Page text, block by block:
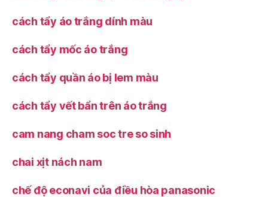
cách tẩy áo trắng dính màu
cách tẩy mốc áo trắng
cách tẩy quần áo bị lem màu
cách tẩy vết bẩn trên áo trắng
cam nang cham soc tre so sinh
chai xịt nách nam
chế độ econavi của điều hòa panasonic